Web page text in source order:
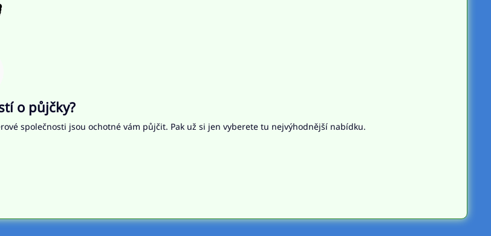
o půjčky?
společnosti jsou ochotné vám půjčit. Pak už si jen vyberete tu nejvýhodnější nabídku.